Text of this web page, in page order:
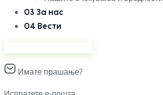
03 За нас
04 Вести
Имате прашање?